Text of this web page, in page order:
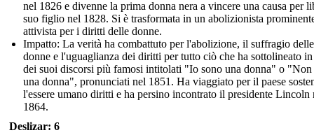
nel 1826 e divenne la prima donna nera a vincere una causa per
suo figlio nel 1828. Si è trasformata in un abolizionista
attivista per i diritti delle donne.
Impatto: La verità ha combattuto per l'abolizione, il suffragio delle
donne e l'uguaglianza dei diritti per tutto ciò che ha sottolineato
dei suoi discorsi più famosi intitolati "Io sono una donna" o "Non
una donna", pronunciati nel 1851. Ha viaggiato per il paese
l'essere umano diritti e ha persino incontrato il presidente Lincoln
1864.
Deslizar: 6